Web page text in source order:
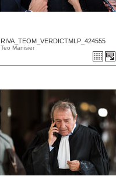
RIVA_TEOM_VERDICTMLP_424555
Teo Manisier